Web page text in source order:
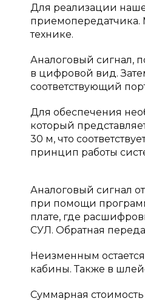
Для реализации
приемопередатчика.
технике.
Аналоговый сигнал,
в цифровой вид.
соответствующий
Для обеспечения
который
30 м, что
принцип работы
Аналоговый сигнал
при помощи
плате, где
СУЛ. Обратная
Неизменным
кабины. Также в
Суммарная